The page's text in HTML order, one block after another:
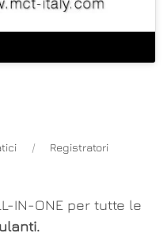
Registratori
IN-ONE per tutte le